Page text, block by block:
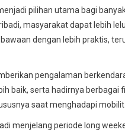
pilihan utama bagi
masyarakat dapat lebih
dengan lebih praktis,
pengalaman
baik, serta hadirnya
saat menghadapi
menjelang periode long